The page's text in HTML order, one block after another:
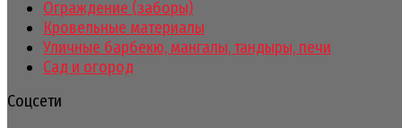
Ограждение (заборы)
Кровельные материалы
Уличные барбекю, мангалы, тандыры, печи
Сад и огород
Соцсети